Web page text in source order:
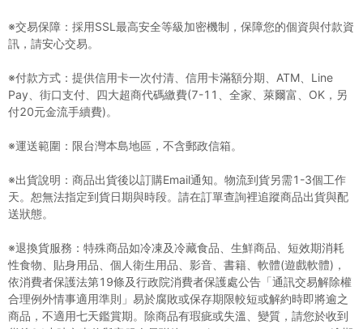
※交易保障：採用SSL最高安全等級加密機制，保障您的個資與付款資
訊，請安心交易。
※付款方式：提供信用卡一次付清、信用卡滿額分期、ATM、Line
Pay、街口支付、四大超商代碼繳費(7-11、全家、萊爾富、OK，另
付20元金流手續費)。
※運送範圍：限台灣本島地區，不含郵政信箱。
※出貨說明：商品出貨後以訂購Email通知。物流到貨另需1-3個工作
天。恕無法指定到貨日期與時段。請在訂單查詢裡追蹤商品出貨與配
送狀態。
※退換貨服務：特殊商品如冷凍及冷藏食品、生鮮商品、短效期消耗
性食物、貼身用品、個人衛生用品、影音、書籍、軟體(遊戲軟體)，
依消費者保護法第19條及行政院消費者保護處公告「通訊交易解除權
合理例外情事適用準則」易於腐敗或保存期限較短或解約時即將逾之
商品，不適用七天鑑賞期。除商品有瑕疵或失溫、變質，請您於收到